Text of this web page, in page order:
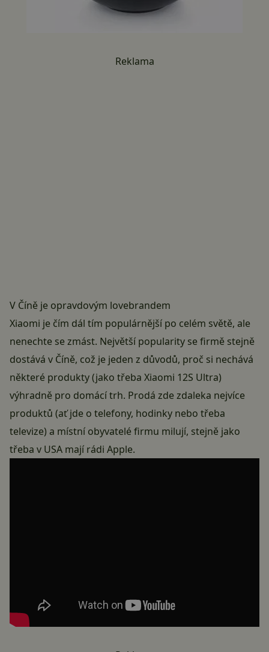
Reklama
V Číně je opravdovým lovebrandem
Xiaomi je čím dál tím populárnější po celém světě, ale
nenechte se zmást. Největší popularity se firmě stejně
dostává v Číně, což je jeden z důvodů, proč si nechává
některé produkty (jako třeba Xiaomi 12S Ultra)
výhradně pro domácí trh. Prodá zde zdaleka nejvíce
produktů (ať jde o telefony, hodinky nebo třeba
televize) a místní obyvatelé firmu milují, stejně jako
třeba v USA mají rádi Apple.